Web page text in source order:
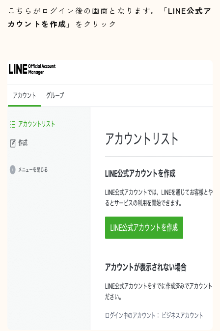
こちらがログイン後の画面となります。「LINE公式ア
カウントを作成 」をクリック